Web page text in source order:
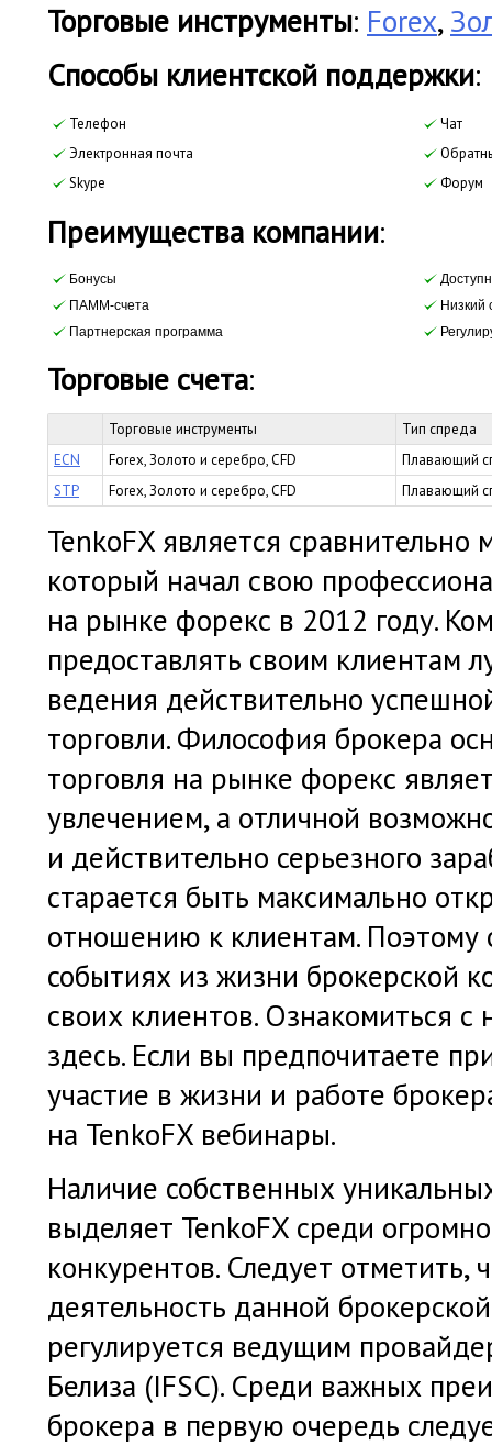
Торговые инструменты: Forex,
Cпособы клиентской поддержки:
Телефон
Чат
Электронная почта
Skype
Форум
Преимущества компании:
Бонусы
ПАММ-счета
Низкий
Партнерская программа
Торговые счета:
Торговые инструменты
Тип спреда
ECN
Forex, Золото и серебро, CFD
Плавающий
STP
Forex, Золото и серебро, CFD Плавающий
TenkoFX является
который начал свою
на рынке форекс в 2012 году.
предоставлять своим клиентам
ведения действительно
торговли. Философия брокера
торговля на рынке форекс
увлечением, а отличной
и действительно серьезного
старается быть максимально
отношению к клиентам. Поэтому
событиях из жизни брокерской
своих клиентов. Ознакомиться
здесь. Если вы предпочитаете
участие в жизни и работе
на TenkoFX вебинары.
Наличие собственных
выделяет TenkoFX среди
конкурентов. Следует отметить,
деятельность данной
регулируется ведущим
Белиза (IFSC). Среди важных
брокера в первую очередь